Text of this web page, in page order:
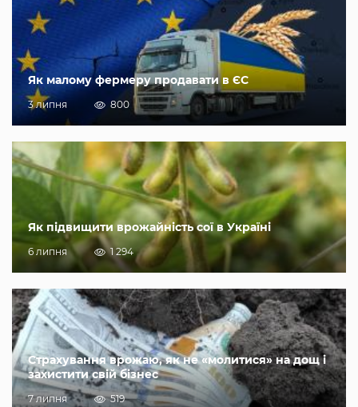
Як малому фермеру продавати в ЄС
3 липня 800
Як підвищити врожайність сої в Україні
6 липня 1 294
Страхування врожаю, як не «молитися» на дощ і
захистити свій бізнес
7 липня 519